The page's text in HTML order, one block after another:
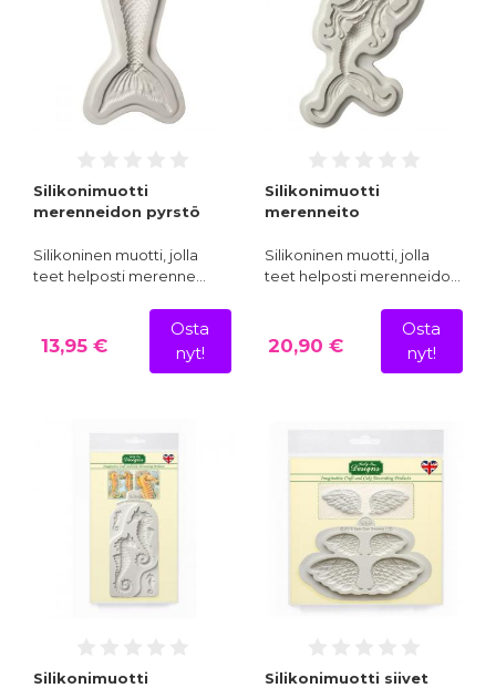
Silikonimuotti
merenneidon pyrstö
Silikoninen muotti, jolla
teet helposti merenne…
13,95 €
Osta
nyt!
Silikonimuotti
merenneito
Silikoninen muotti, jolla
teet helposti merenneido…
20,90 €
Osta
nyt!
Silikonimuotti
Silikonimuotti siivet